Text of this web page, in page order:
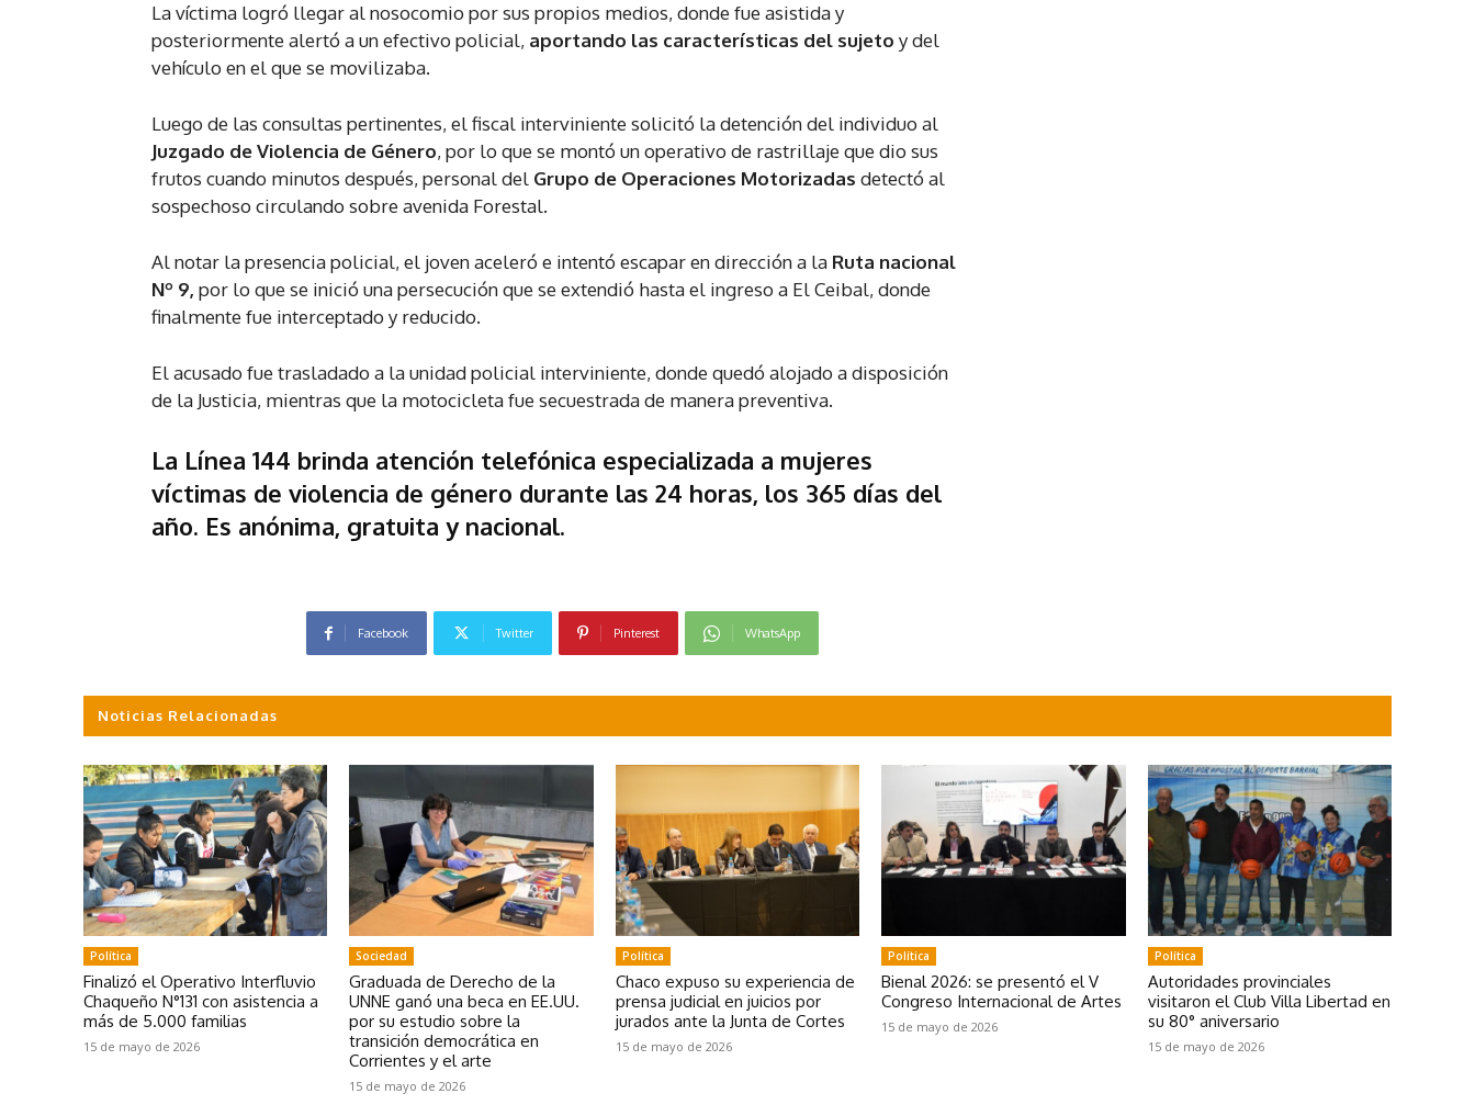
La víctima logró llegar al nosocomio por sus propios medios, donde fue asistida y
posteriormente alertó a un efectivo policial, aportando las características del sujeto y del
vehículo en el que se movilizaba.
Luego de las consultas pertinentes, el fiscal interviniente solicitó la detención del individuo al
Juzgado de Violencia de Género, por lo que se montó un operativo de rastrillaje que dio sus
frutos cuando minutos después, personal del Grupo de Operaciones Motorizadas detectó al
sospechoso circulando sobre avenida Forestal.
Al notar la presencia policial, el joven aceleró e intentó escapar en dirección a la Ruta nacional
Nº 9, por lo que se inició una persecución que se extendió hasta el ingreso a El Ceibal, donde
finalmente fue interceptado y reducido.
El acusado fue trasladado a la unidad policial interviniente, donde quedó alojado a disposición
de la Justicia, mientras que la motocicleta fue secuestrada de manera preventiva.
La Línea 144 brinda atención telefónica especializada a mujeres
víctimas de violencia de género durante las 24 horas, los 365 días del
año. Es anónima, gratuita y nacional.
Facebook Twitter Pinterest WhatsApp
Noticias Relacionadas
Política
Finalizó el Operativo Interfluvio
Chaqueño N°131 con asistencia a
más de 5.000 familias
15 de mayo de 2026
Sociedad
Graduada de Derecho de la
UNNE ganó una beca en EE.UU.
por su estudio sobre la
transición democrática en
Corrientes y el arte
15 de mayo de 2026
Política
Chaco expuso su experiencia de
prensa judicial en juicios por
jurados ante la Junta de Cortes
15 de mayo de 2026
Política
Bienal 2026: se presentó el V
Congreso Internacional de Artes
15 de mayo de 2026
Política
Autoridades provinciales
visitaron el Club Villa Libertad en
su 80° aniversario
15 de mayo de 2026